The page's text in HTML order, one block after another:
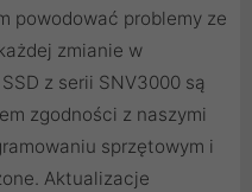
powodować problemy ze
zmianie w
z serii SNV3000 są
zgodności z naszymi
sprzętowym i
Aktualizacje